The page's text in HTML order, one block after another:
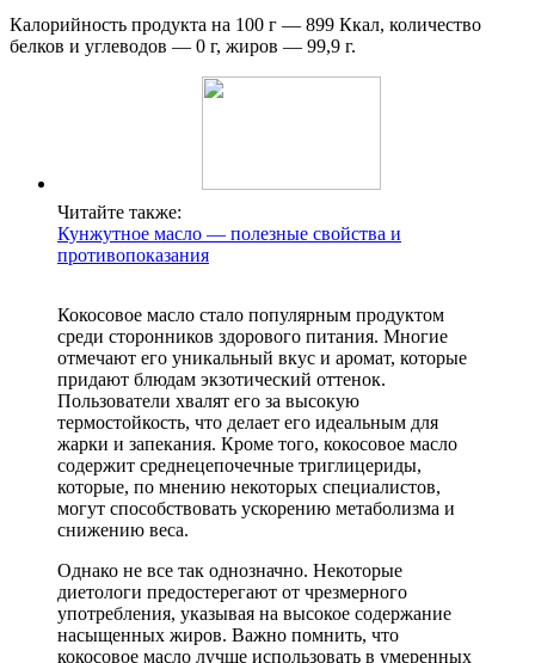
Калорийность продукта на 100 г — 899 Ккал, количество
белков и углеводов — 0 г, жиров — 99,9 г.
Читайте также:
Кунжутное масло — полезные свойства и
противопоказания
Кокосовое масло стало популярным продуктом
среди сторонников здорового питания. Многие
отмечают его уникальный вкус и аромат, которые
придают блюдам экзотический оттенок.
Пользователи хвалят его за высокую
термостойкость, что делает его идеальным для
жарки и запекания. Кроме того, кокосовое масло
содержит среднецепочечные триглицериды,
которые, по мнению некоторых специалистов,
могут способствовать ускорению метаболизма и
снижению веса.
Однако не все так однозначно. Некоторые
диетологи предостерегают от чрезмерного
употребления, указывая на высокое содержание
насыщенных жиров. Важно помнить, что
кокосовое масло лучше использовать в умеренных